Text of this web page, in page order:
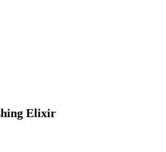
Elixir